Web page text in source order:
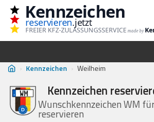
Zum
Inhalt
Kennzeichen
reservieren.jetzt
FREIER KFZ-ZULASSUNGSSERVICE made by
› Kennzeichen › Weilheim
Kennzeichen
Wunschkennzeichen WM
reservieren